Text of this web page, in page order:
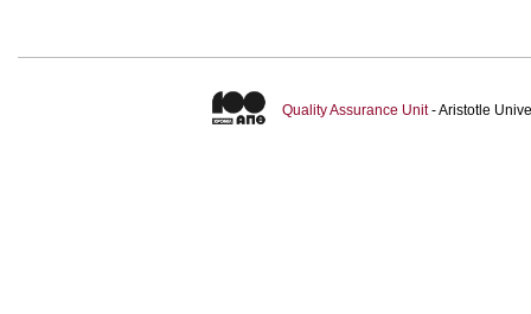
Quality Assurance Unit- Aristotle